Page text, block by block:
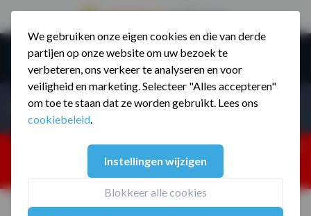
We gebruiken onze eigen cookies en die van derde
partijen op onze website om uw bezoek te
verbeteren, ons verkeer te analyseren en voor
veiligheid en marketing. Selecteer "Alles accepteren"
om toe te staan dat ze worden gebruikt. Lees ons
cookiebeleid.
Instellingen wijzigen
Blokkeer alle cookies
Ga naar de inhoud
Menu
Producten zoeken...
25% korting ivm vakantiesluiting. Gebruik code:
ZOMERMP. muv vloeren, fitnesstoestellen, boksartikelen,
zakelijk en dealer inlog. Verzending vanaf 19 aug.
Home / Crossfit Station Wandmodel INDOOR MP47